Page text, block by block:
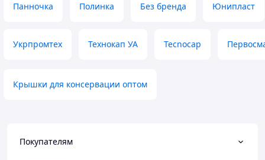
Панночка Полинка Без бренда Юнипласт
Укрпромтех Технокап УА Tecnocap
Крышки для консервации оптом
Покупателям